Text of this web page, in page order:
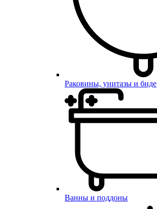
Раковины, унитазы и биде
Ванны и поддоны